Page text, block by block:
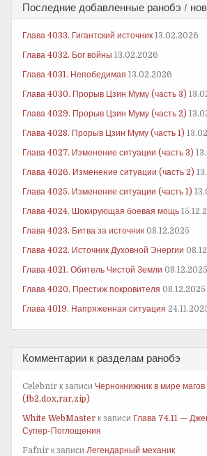
Последние добавленные ранобэ /
Глава 4033. Гигантский источник 13.02.2026
Глава 4032. Бог войны 13.02.2026
Глава 4031. Непобедимая 13.02.2026
Глава 4030. Прорыв Цзин Муму (часть 3)
Глава 4029. Прорыв Цзин Муму (часть 2)
Глава 4028. Прорыв Цзин Муму (часть 1)
Глава 4027. Изменение ситуации (часть 3)
Глава 4026. Изменение ситуации (часть 2)
Глава 4025. Изменение ситуации (часть 1)
Глава 4024. Шокирующая боевая мощь
Глава 4023. Битва за источник 08.12.2025
Глава 4022. Источник Духовной Энергии
Глава 4021. Обитель Чистой Земли 08.12.2025
Глава 4020. Престиж покровителя 08.12.2025
Глава 4019. Напряженная ситуация
Комментарии к разделам ранобэ
Celebnir к записи Чернокнижник в мире магов
(fb2,dox,rar,zip)
White WebMaster к записи Глава 74.11 —
Супер-Поглощения
Fafnir к записи Легендарный механик